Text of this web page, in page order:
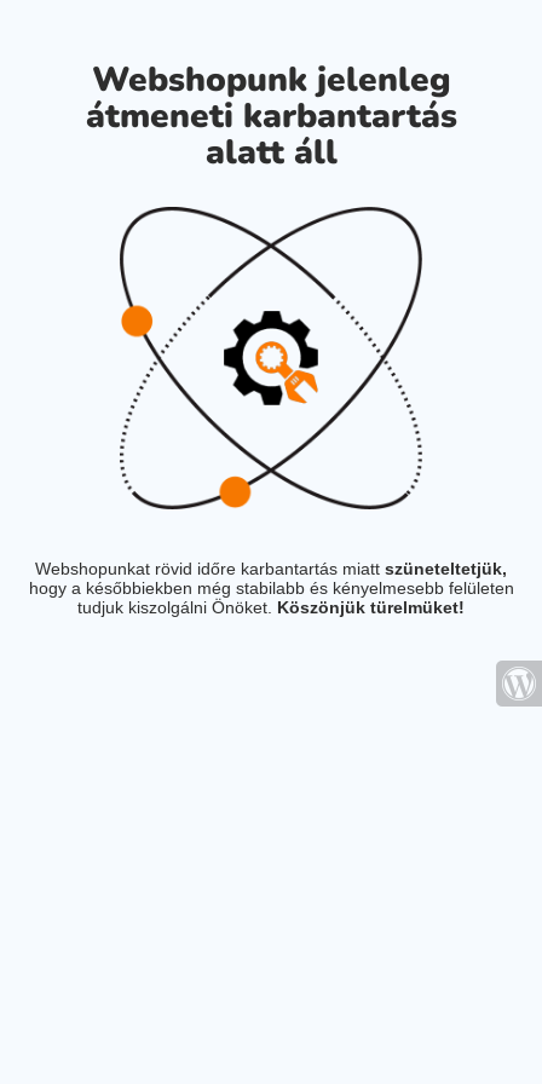
Webshopunk jelenleg
átmeneti karbantartás
alatt áll
Webshopunkat rövid időre karbantartás miatt szüneteltetjük,
hogy a későbbiekben még stabilabb és kényelmesebb felületen
tudjuk kiszolgálni Önöket. Köszönjük türelmüket!